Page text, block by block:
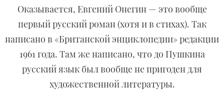
Оказывается, Евгений Онегин — это вообще
первый русский роман (хотя и в стихах). Так
написано в «Британской энциклопедии» редакции
1961 года. Там же написано, что до Пушкина
русский язык был вообще не пригоден для
художественной литературы.